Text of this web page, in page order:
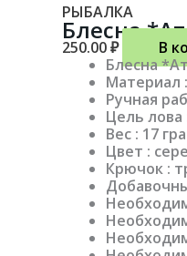
РЫБАЛКА
Блесна
250.00₽
В
Блесна
Материал
Ручная
Цель лова
Вес : 17
Цвет :
Крючок :